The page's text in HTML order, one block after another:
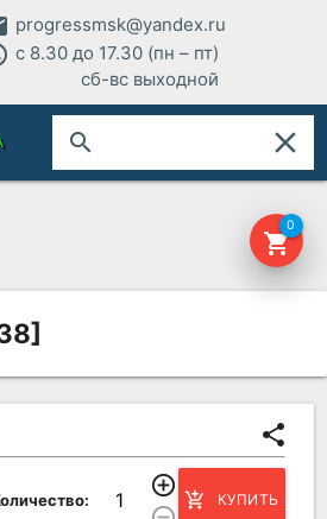
progressmsk@yandex.ru
с 8.30 до 17.30 (пн – пт)
сб-вс выходной
search close
shopping_cart
0
share
add_circle_outline
add_shopping_cart КУПИТЬ